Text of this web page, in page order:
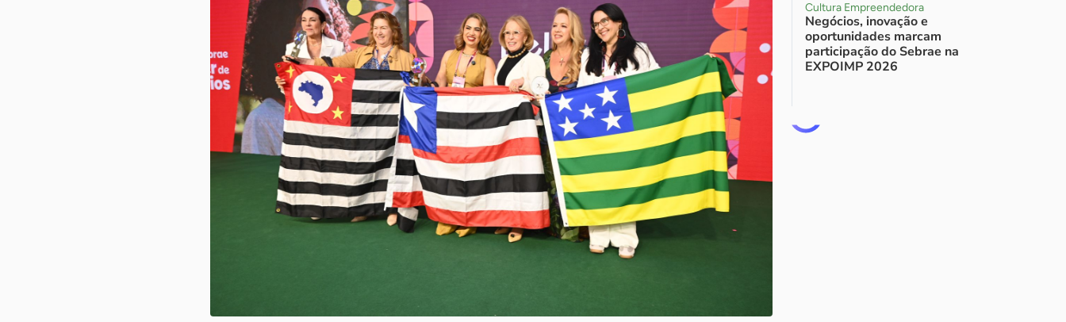
Cultura Empreendedora
Negócios, inovação e
oportunidades marcam
participação do Sebrae na
EXPOIMP 2026